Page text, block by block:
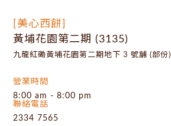
[美心西餅]
黃埔花園第二期 (3135)
九龍紅磡黃埔花園第二期地下 3 號舖 (部份)
營業時間
8:00 am - 8:00 pm
聯絡電話
2334 7565